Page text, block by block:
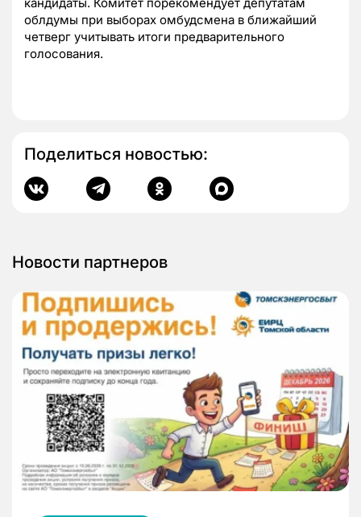
кандидаты. Комитет порекомендует депутатам
облдумы при выборах омбудсмена в ближайший
четверг учитывать итоги предварительного
голосования.
Поделиться новостью:
Новости партнеров